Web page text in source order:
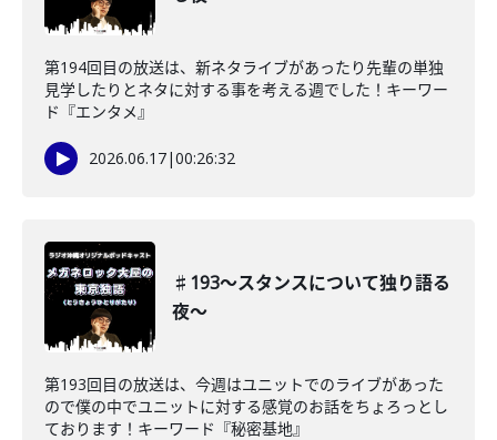
第194回目の放送は、新ネタライブがあったり先輩の単独
見学したりとネタに対する事を考える週でした！キーワー
ド『エンタメ』
2026.06.17|00:26:32
♯193〜スタンスについて独り語る
夜〜
第193回目の放送は、今週はユニットでのライブがあった
ので僕の中でユニットに対する感覚のお話をちょろっとし
ております！キーワード『秘密基地』